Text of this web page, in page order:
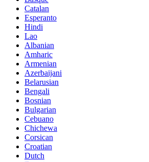
Catalan
Esperanto
Hindi
Lao
Albanian
Amharic
Armenian
Azerbaijani
Belarusian
Bengali
Bosnian
Bulgarian
Cebuano
Chichewa
Corsican
Croatian
Dutch